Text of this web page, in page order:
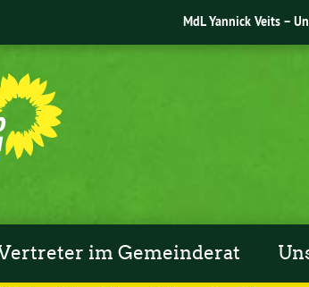
MdL Yannick Veits –
im Gemeinderat